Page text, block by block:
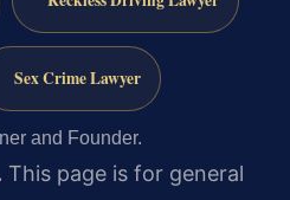
Sex Crime Lawyer
and Founder.
This page is for general